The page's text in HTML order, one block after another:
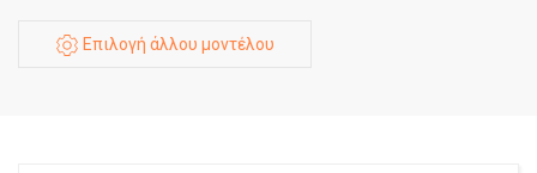
Επιλογή άλλου μοντέλου